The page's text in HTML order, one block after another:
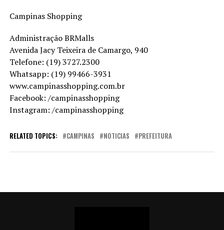
Campinas Shopping
Administração BRMalls
Avenida Jacy Teixeira de Camargo, 940
Telefone: (19) 3727.2300
Whatsapp: (19) 99466-3931
www.campinasshopping.com.br
Facebook: /campinasshopping
Instagram: /campinasshopping
RELATED TOPICS: CAMPINAS NOTICIAS PREFEITURA